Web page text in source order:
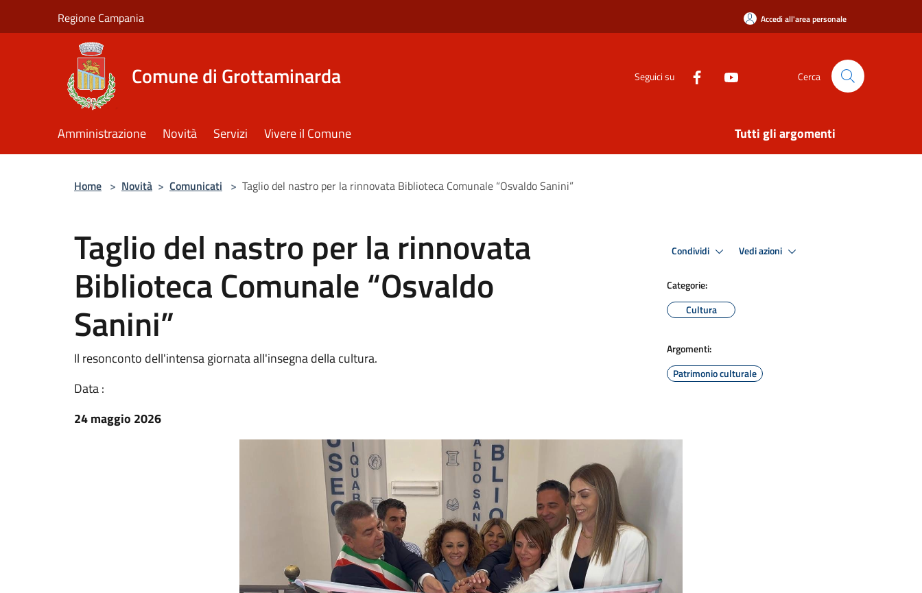
Regione Campania Accedi all'area personale
Comune di Grottaminarda Seguici su Cerca
Amministrazione Novità Servizi Vivere il Comune Tutti gli argomenti
Home > Novità > Comunicati > Taglio del nastro per la rinnovata Biblioteca Comunale “Osvaldo Sanini”
Taglio del nastro per la rinnovata
Biblioteca Comunale “Osvaldo
Sanini”
Il resonconto dell'intensa giornata all'insegna della cultura.
Data :
24 maggio 2026
Condividi Vedi azioni
Categorie:
Cultura
Argomenti:
Patrimonio culturale